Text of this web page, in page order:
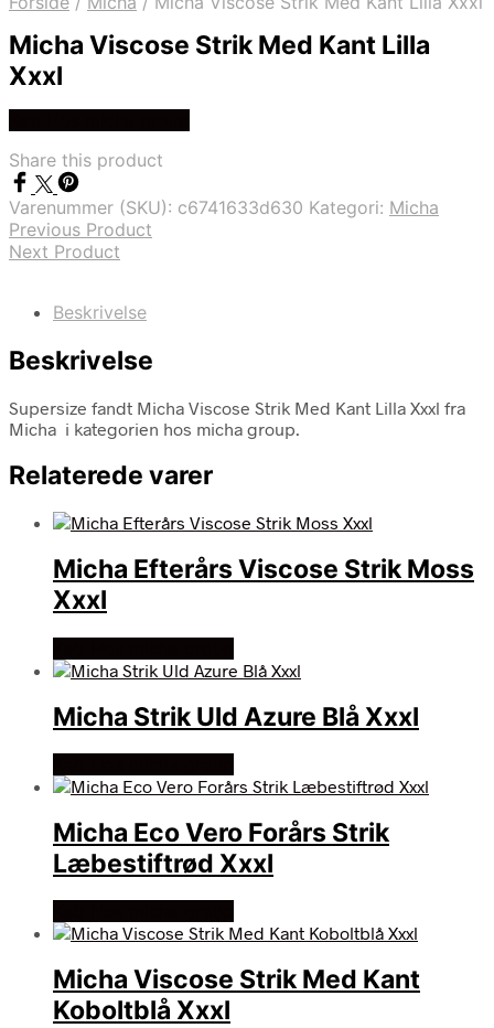
Micha Viscose Strik Med Kant Lilla
Xxxl
Share this product
Varenummer (SKU): c6741633d630 Kategori: Micha
Previous Product
Next Product
Beskrivelse
Beskrivelse
Supersize fandt Micha Viscose Strik Med Kant Lilla Xxxl fra
Micha i kategorien hos micha group.
Relaterede varer
Micha Efterårs Viscose Strik Moss
Xxxl
Micha Strik Uld Azure Blå Xxxl
Micha Eco Vero Forårs Strik
Læbestiftrød Xxxl
Micha Viscose Strik Med Kant
Koboltblå Xxxl